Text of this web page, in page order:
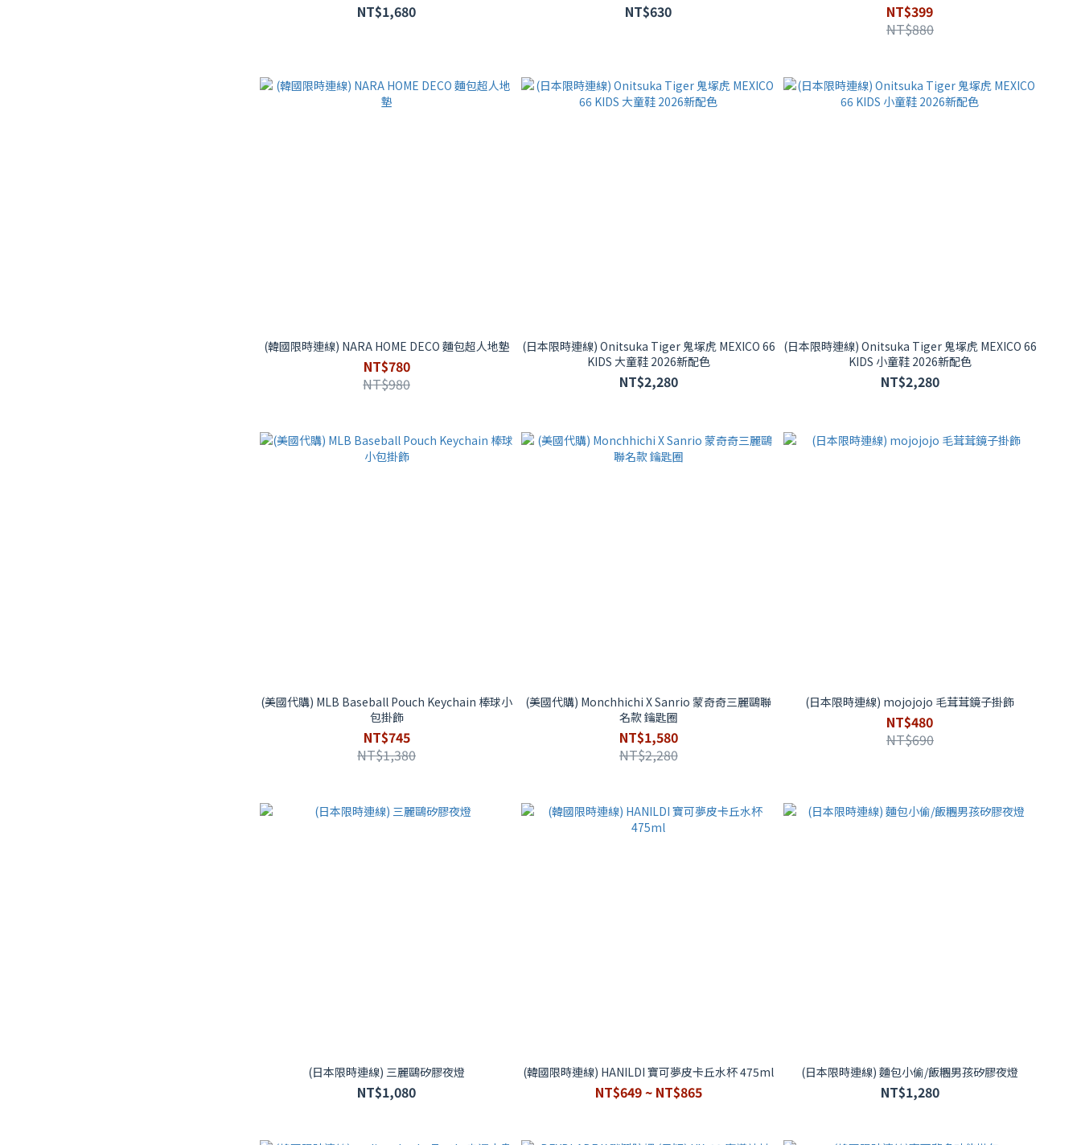
NT$1,680 NT$630
NT$399
NT$880
(韓國限時連線) NARA HOME DECO 麵包超人地墊
NT$780
NT$980
(日本限時連線) Onitsuka Tiger 鬼塚虎 MEXICO 66
KIDS 大童鞋 2026新配色
NT$2,280
(日本限時連線) Onitsuka Tiger 鬼塚虎 MEXICO 66
KIDS 小童鞋 2026新配色
NT$2,280
(美國代購) MLB Baseball Pouch Keychain 棒球小
包掛飾
NT$745
NT$1,380
(美國代購) Monchhichi X Sanrio 蒙奇奇三麗鷗聯
名款 鑰匙圈
NT$1,580
NT$2,280
(日本限時連線) mojojojo 毛茸茸鏡子掛飾
NT$480
NT$690
(日本限時連線) 三麗鷗矽膠夜燈
NT$1,080
(韓國限時連線) HANILDI 寶可夢皮卡丘水杯 475ml
NT$649 ~ NT$865
(日本限時連線) 麵包小偷/飯糰男孩矽膠夜燈
NT$1,280